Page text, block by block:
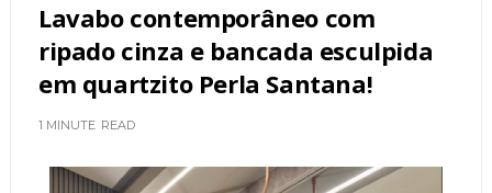
Lavabo contemporâneo com
ripado cinza e bancada esculpida
em quartzito Perla Santana!
1 MINUTE READ